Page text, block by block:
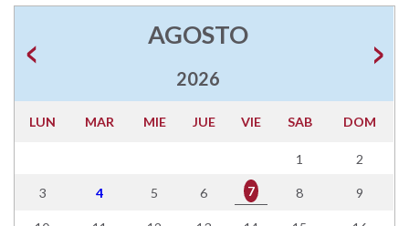
AGOSTO
2026
LUN MAR MIE JUE VIE SAB DOM
1 2
3 4 5 6 7 8 9